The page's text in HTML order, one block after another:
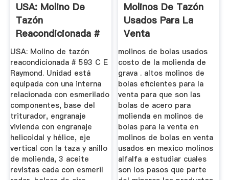
USA: Molino De
Tazón
Reacondicionada #
593 C E Raymond ...
USA: Molino de tazón
reacondicionada # 593 C E
Raymond. Unidad está
equipada con una interna
relacionada con esmerilado
componentes, base del
triturador, engranaje
vivienda con engranaje
helicoidal y hélice, eje
vertical con la taza y anillo
de molienda, 3 aceite
revistas cada con esmeril
Molinos De Tazón
Usados Para La
Venta
molinos de bolas usados
costo de la molienda de
grava . altos molinos de
bolas eficientes para la
venta para que son las
bolas de acero para
molienda en molinos de
bolas para la venta en
molinos de bolas en venta
usados en mexico molinos
alfalfa a estudiar cuales
son los pasos que parte